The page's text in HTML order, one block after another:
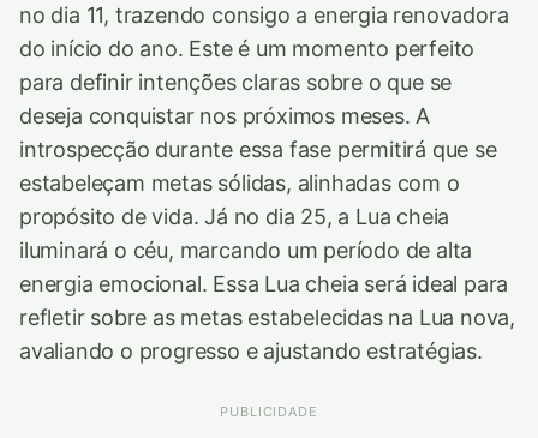
no dia 11, trazendo consigo a energia renovadora
do início do ano. Este é um momento perfeito
para definir intenções claras sobre o que se
deseja conquistar nos próximos meses. A
introspecção durante essa fase permitirá que se
estabeleçam metas sólidas, alinhadas com o
propósito de vida. Já no dia 25, a Lua cheia
iluminará o céu, marcando um período de alta
energia emocional. Essa Lua cheia será ideal para
refletir sobre as metas estabelecidas na Lua nova,
avaliando o progresso e ajustando estratégias.
PUBLICIDADE